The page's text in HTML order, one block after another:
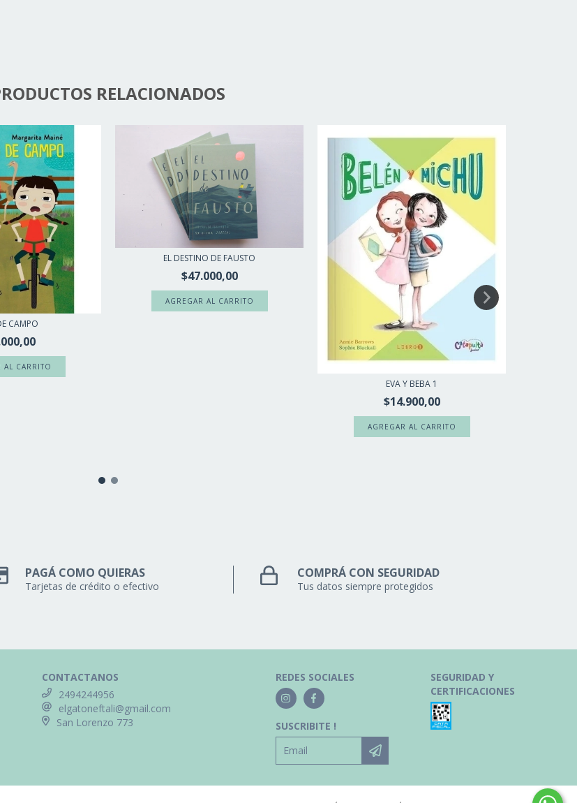
RELACIONADOS
CAMPO
EL DESTINO DE FAUSTO
$47.000,00
EVA Y BEBA 1
$14.900,00
PAGÁ COMO QUIERAS
Tarjetas de crédito o efectivo
COMPRÁ CON SEGURIDAD
Tus datos siempre protegidos
CONTACTANOS
2494244956
elgatoneftali@gmail.com
San Lorenzo 773
REDES SOCIALES
SUSCRIBITE !
SEGURIDAD Y
CERTIFICACIONES